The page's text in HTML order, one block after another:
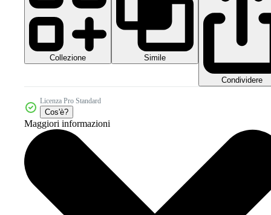
Collezione Simile
Condividere
Licenza Pro Standard
Cos'è?
Maggiori informazioni